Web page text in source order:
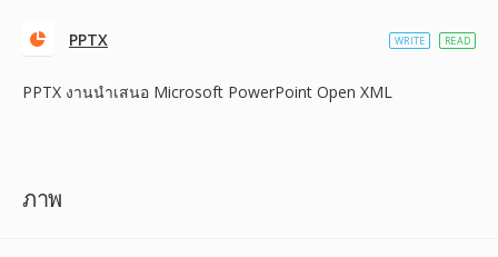
PPTX
PPTX งานนำเสนอ Microsoft PowerPoint Open XML
WRITE READ
ภาพ